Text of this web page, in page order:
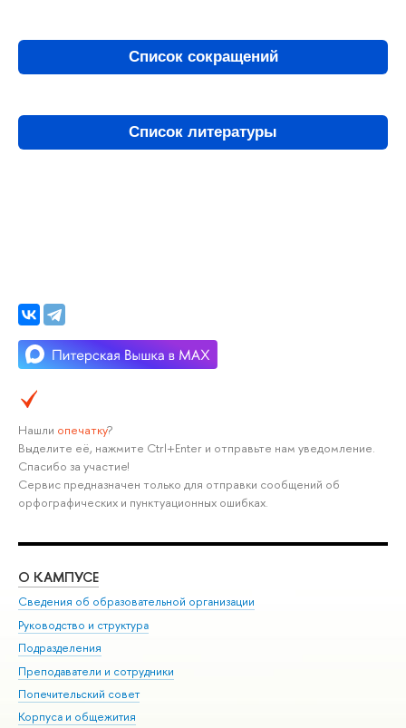
Список сокращений
Список литературы
Нашли опечатку?
Выделите её, нажмите Ctrl+Enter и отправьте нам уведомление.
Спасибо за участие!
Сервис предназначен только для отправки сообщений об
орфографических и пунктуационных ошибках.
О КАМПУСЕ
Сведения об образовательной организации
Руководство и структура
Подразделения
Преподаватели и сотрудники
Попечительский совет
Корпуса и общежития